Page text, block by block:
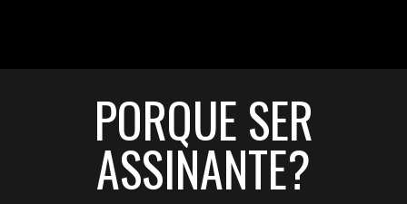
PORQUE SER
ASSINANTE?